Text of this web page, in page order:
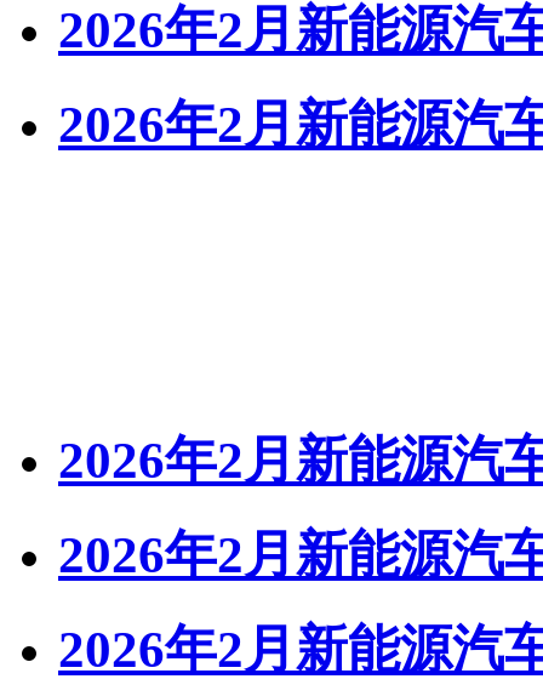
2026年2月新能源汽
2026年2月新能源汽
2026年2月新能源汽
2026年2月新能源汽
2026年2月新能源汽